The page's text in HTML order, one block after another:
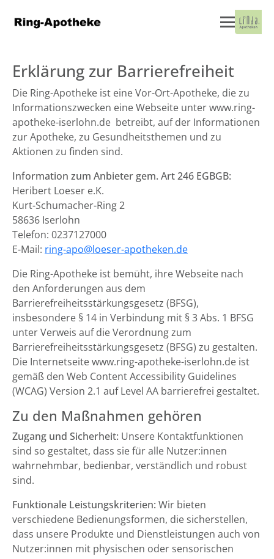
Erklärung zur Barrierefreiheit
Die Ring-Apotheke ist eine Vor-Ort-Apotheke, die zu
Informationszwecken eine Webseite unter www.ring-
apotheke-iserlohn.de betreibt, auf der Informationen
zur Apotheke, zu Gesundheitsthemen und zu
Aktionen zu finden sind.
Information zum Anbieter gem. Art 246 EGBGB:
Heribert Loeser e.K.
Kurt-Schumacher-Ring 2
58636 Iserlohn
Telefon: 0237127000
E-Mail: ring-apo@loeser-apotheken.de
Die Ring-Apotheke ist bemüht, ihre Webseite nach
den Anforderungen aus dem
Barrierefreiheitsstärkungsgesetz (BFSG),
insbesondere § 14 in Verbindung mit § 3 Abs. 1 BFSG
unter Verweis auf die Verordnung zum
Barrierefreiheitsstärkungsgesetz (BFSG) zu gestalten.
Die Internetseite www.ring-apotheke-iserlohn.de ist
gemäß den Web Content Accessibility Guidelines
(WCAG) Version 2.1 auf Level AA barrierefrei gestaltet.
Zu den Maßnahmen gehören
Zugang und Sicherheit: Unsere Kontaktfunktionen
sind so gestaltet, dass sie für alle Nutzer:innen
wahrnehmbar, bedienbar, verständlich und robust
sind.
Funktionale Leistungskriterien: Wir bieten
verschiedene Bedienungsformen, die sicherstellen,
dass unsere Produkte und Dienstleistungen auch von
Nutzer:innen mit physischen oder sensorischen